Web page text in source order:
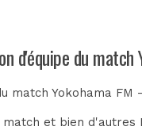
d'équipe du match
match Yokohama
et bien d'autres